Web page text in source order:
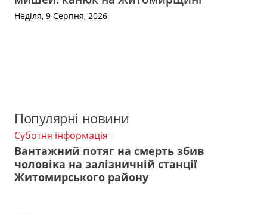
Неділя, 9 Серпня, 2026
Популярні новини
Суботня інформація
Вантажний потяг на смерть збив
чоловіка на залізничній станції
Житомирського району